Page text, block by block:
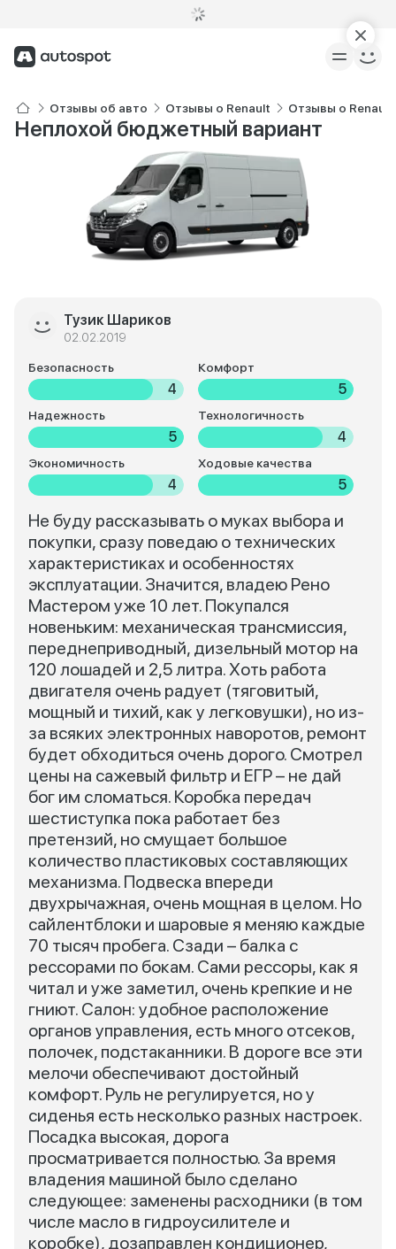
Отзывы об авто Отзывы о Renault Отзывы о
Неплохой бюджетный вариант
Тузик Шариков
02.02.2019
Безопасность
4
Комфорт
5
Надежность
5
Технологичность
4
Экономичность
4
Ходовые качества
5
Не буду рассказывать о муках выбора и
покупки, сразу поведаю о технических
характеристиках и особенностях
эксплуатации. Значится, владею Рено
Мастером уже 10 лет. Покупался
новеньким: механическая трансмиссия,
переднеприводный, дизельный мотор на
120 лошадей и 2,5 литра. Хоть работа
двигателя очень радует (тяговитый,
мощный и тихий, как у легковушки), но из-
за всяких электронных наворотов, ремонт
будет обходиться очень дорого. Смотрел
цены на сажевый фильтр и ЕГР – не дай
бог им сломаться. Коробка передач
шестиступка пока работает без
претензий, но смущает большое
количество пластиковых составляющих
механизма. Подвеска впереди
двухрычажная, очень мощная в целом. Но
сайлентблоки и шаровые я меняю каждые
70 тысяч пробега. Сзади – балка с
рессорами по бокам. Сами рессоры, как я
читал и уже заметил, очень крепкие и не
гниют. Салон: удобное расположение
органов управления, есть много отсеков,
полочек, подстаканники. В дороге все эти
мелочи обеспечивают достойный
комфорт. Руль не регулируется, но у
сиденья есть несколько разных настроек.
Посадка высокая, дорога
просматривается полностью. За время
владения машиной было сделано
следующее: заменены расходники (в том
числе масло в гидроусилителе и
коробке), дозаправлен кондиционер,